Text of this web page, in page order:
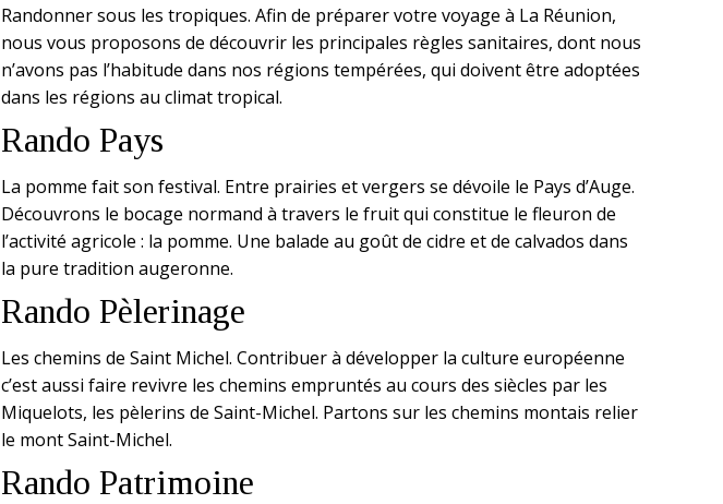
Randonner sous les tropiques. Afin de préparer votre voyage à La Réunion,
nous vous proposons de découvrir les principales règles sanitaires, dont nous
n’avons pas l’habitude dans nos régions tempérées, qui doivent être adoptées
dans les régions au climat tropical.
Rando Pays
La pomme fait son festival. Entre prairies et vergers se dévoile le Pays d’Auge.
Découvrons le bocage normand à travers le fruit qui constitue le fleuron de
l’activité agricole : la pomme. Une balade au goût de cidre et de calvados dans
la pure tradition augeronne.
Rando Pèlerinage
Les chemins de Saint Michel. Contribuer à développer la culture européenne
c’est aussi faire revivre les chemins empruntés au cours des siècles par les
Miquelots, les pèlerins de Saint-Michel. Partons sur les chemins montais relier
le mont Saint-Michel.
Rando Patrimoine